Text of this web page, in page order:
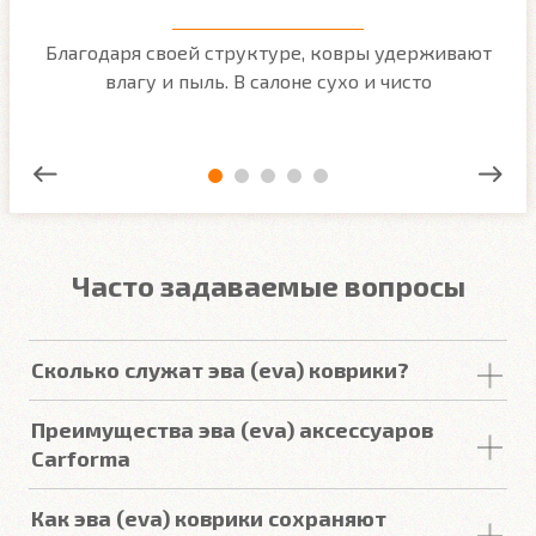
Благодаря своей структуре, ковры удерживают
влагу и пыль. В салоне сухо и чисто
Часто задаваемые вопросы
Сколько служат эва (eva) коврики?
покрытий изЕВАв среднем составляет 2-3
.
Но есть некоторые факторы, уменьшающие или
Преимущества эва (eva) аксессуаров
Carforma
Российский качественный материал
Как эва (eva) коврики сохраняют